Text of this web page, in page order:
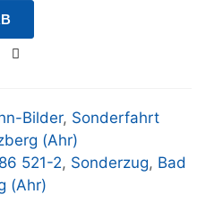
Bilder, Sonderfahrt
(Ahr)
521-2, Sonderzug, Bad
(Ahr)